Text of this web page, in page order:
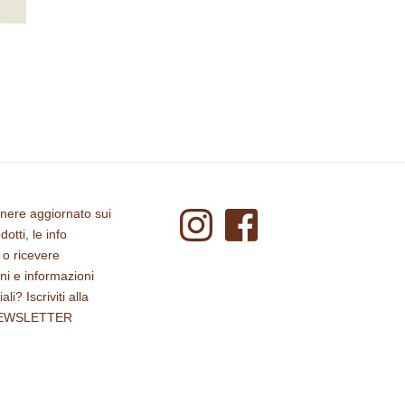
aggiornato sui
le info
ricevere
e informazioni
Iscriviti alla